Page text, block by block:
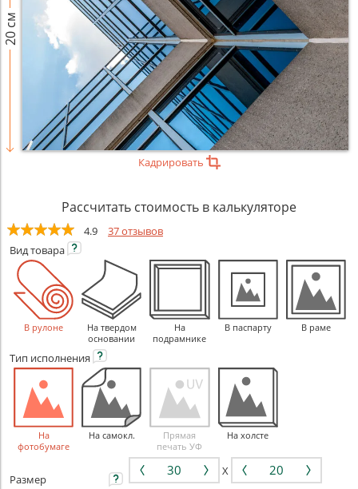
20 см
Кадрировать
Рассчитать стоимость в калькуляторе
4.9
37 отзывов
Видтовара
В рулоне
На твердом
основании
На
подрамнике
В паспарту В раме
Тип исполнения
На
фотобумаге
На самокл.
Прямая
печать УФ
На холсте
Размер
X